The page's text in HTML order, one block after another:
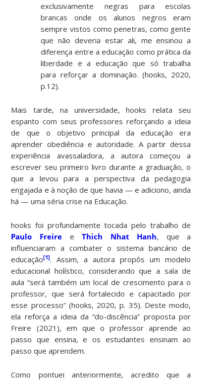
exclusivamente negras para escolas
brancas onde os alunos negros eram
sempre vistos como penetras, como gente
que não deveria estar ali, me ensinou a
diferença entre a educação como prática da
liberdade e a educação que só trabalha
para reforçar a dominação. (hooks, 2020,
p.12).
Mais tarde, na universidade, hooks relata seu
espanto com seus professores reforçando a ideia
de que o objetivo principal da educação era
aprender obediência e autoridade. A partir dessa
experiência avassaladora, a autora começou a
escrever seu primeiro livro durante a graduação, o
que a levou para a perspectiva da pedagogia
engajada e à noção de que havia — e adiciono, ainda
há — uma séria crise na Educação.
hooks foi profundamente tocada pelo trabalho de
Paulo FreireeThich Nhat Hanh, que a
influenciaram a combater o sistema bancário de
educação[1]. Assim, a autora propôs um modelo
educacional holístico, considerando que a sala de
aula “será também um local de crescimento para o
professor, que será fortalecido e capacitado por
esse processo” (hooks, 2020, p. 35). Deste modo,
ela reforça a ideia da “do-discência” proposta por
Freire (2021), em que o professor aprende ao
passo que ensina, e os estudantes ensinam ao
passo que aprendem.
Como pontuei anteriormente, acredito que a